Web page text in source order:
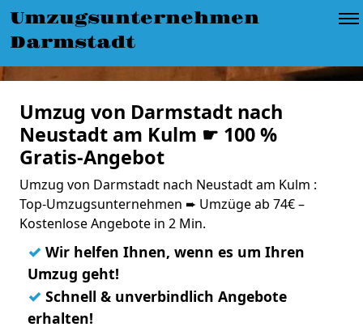
Umzugsunternehmen
Darmstadt
Umzug von Darmstadt nach
Neustadt am Kulm ☛ 100 %
Gratis-Angebot
Umzug von Darmstadt nach Neustadt am Kulm :
Top-Umzugsunternehmen ➨ Umzüge ab 74€ –
Kostenlose Angebote in 2 Min.
✓ Wir helfen Ihnen, wenn es um Ihren
Umzug geht!
✓ Schnell & unverbindlich Angebote
erhalten!